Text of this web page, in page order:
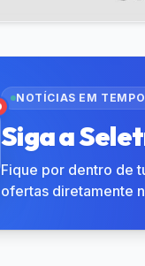
NOTÍCIAS EM
Siga a
Fique por dentro de
ofertas diretamente